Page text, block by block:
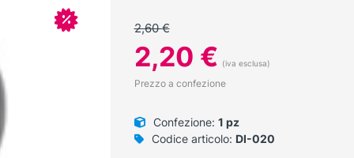
In offerta!
2,60€
Il
prezzo
originale
2,60 €.
2,20 €Il
prezzo
attuale
2,20 €.
(iva esclusa)
Prezzo a confezione
Confezione: 1 pz
Codice articolo: DI-020